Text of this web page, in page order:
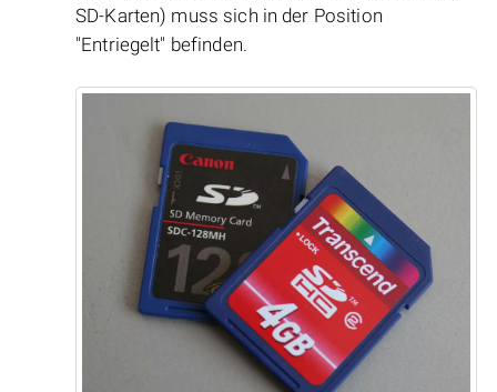
SD-Karten) muss sich in der Position
"Entriegelt" befinden.